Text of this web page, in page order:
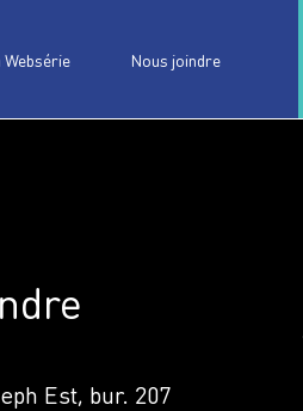
Websérie Nous joindre
Est, bur. 207